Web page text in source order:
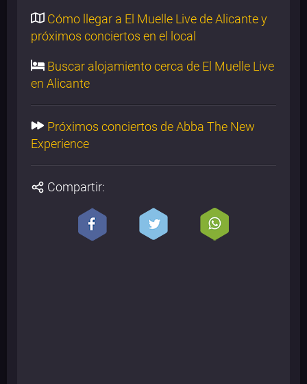
Cómo llegar a El Muelle Live de Alicante y
próximos conciertos en el local
Buscar alojamiento cerca de El Muelle Live
en Alicante
Próximos conciertos de Abba The New
Experience
Compartir: